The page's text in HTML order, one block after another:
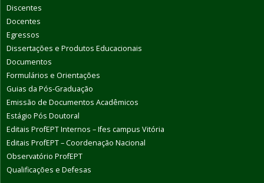
Discentes
Docentes
Egressos
Dissertações e Produtos Educacionais
Documentos
Formulários e Orientações
Guias da Pós-Graduação
Emissão de Documentos Acadêmicos
Estágio Pós Doutoral
Editais ProfEPT Internos – Ifes campus Vitória
Editais ProfEPT – Coordenação Nacional
Observatório ProfEPT
Qualificações e Defesas